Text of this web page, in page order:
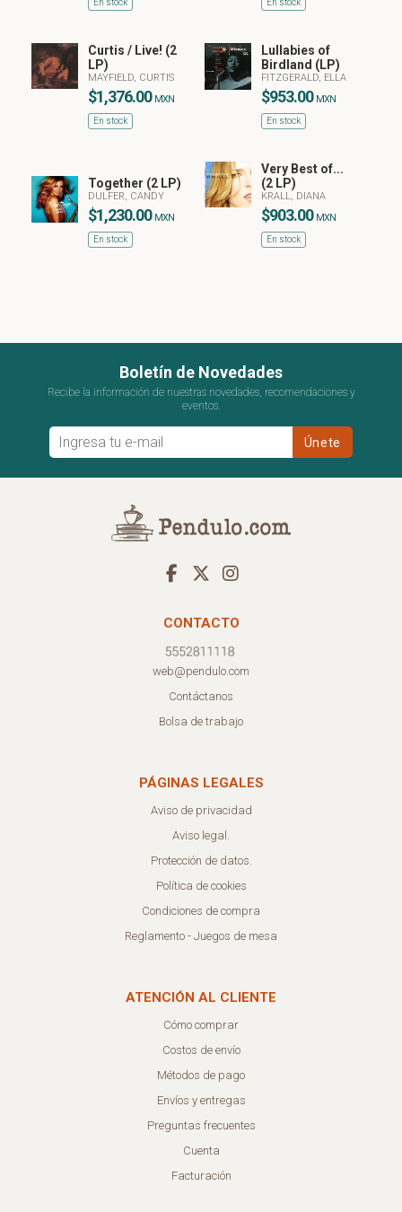
En stock En stock
Curtis / Live! (2
LP)
MAYFIELD, CURTIS
$1,376.00 MXN
En stock
Lullabies of
Birdland (LP)
FITZGERALD, ELLA
$953.00 MXN
En stock
Together (2 LP)
DULFER, CANDY
$1,230.00 MXN
En stock
Very Best of...
(2 LP)
KRALL, DIANA
$903.00 MXN
En stock
Boletín de Novedades
Recibe la información de nuestras novedades, recomendaciones y
eventos.
CONTACTO
web@pendulo.com
Contáctanos
Bolsa de trabajo
PÁGINAS LEGALES
Aviso de privacidad
Aviso legal.
Protección de datos.
Política de cookies
Condiciones de compra
Reglamento - Juegos de mesa
ATENCIÓN AL CLIENTE
Cómo comprar
Costos de envío
Métodos de pago
Envíos y entregas
Preguntas frecuentes
Cuenta
Facturación